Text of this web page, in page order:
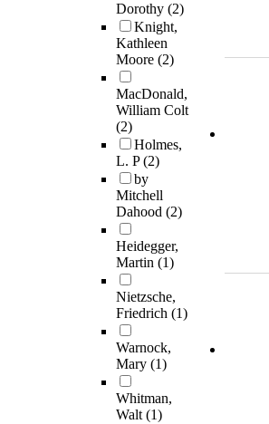
Dorothy (2)
Knight,
Kathleen
Moore (2)
MacDonald,
William Colt
(2)
Holmes,
L. P(2)
by
Mitchell
Dahood (2)
Heidegger,
Martin (1)
Nietzsche,
Friedrich (1)
Warnock,
Mary (1)
Whitman,
Walt(1)